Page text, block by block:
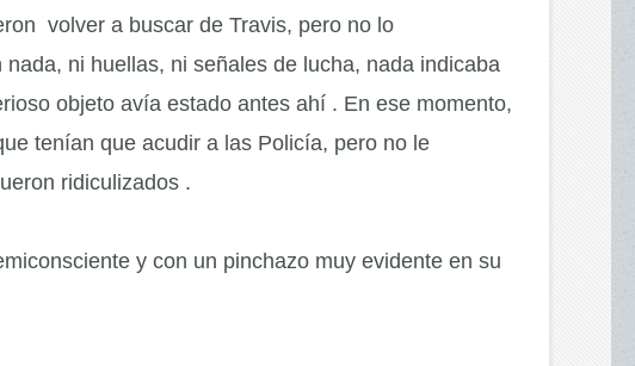
volver a buscar de Travis, pero no lo
nada, ni huellas, ni señales de lucha, nada indicaba
objeto avía estado antes ahí . En ese momento,
tenían que acudir a las Policía, pero no le
ridiculizados .
y con un pinchazo muy evidente en su